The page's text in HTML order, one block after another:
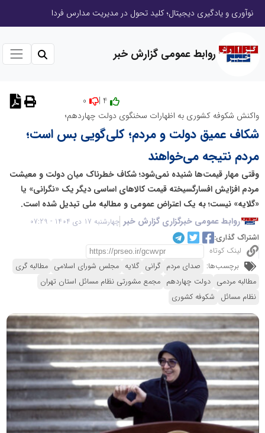
نوآوری و یادگیری دیجیتال؛ کلید تحول در مدیریت مدارس فردا
روابط عمومی گزارش خبر
واکنش شکوفه کشوری به اظهارات سخنگوی دولت چهاردهم؛
شکاف عمیق دولت و مردم؛ کلی‌گویی بس است؛
مردم نتیجه می‌خواهند
وقتی مهار قیمت‌ها شنیده نمی‌شود؛ شکاف خطرناک میان دولت و معیشت
مردم افزایش افسارگسیخته قیمت کالاهای اساسی دیگر یک «نگرانی» یا
«گلایه» نیست؛ به یک اعتراض عمومی و مطالبه ملی تبدیل شده است.
روابط عمومی خبرگزاری گزارش خبر چهارشنبه 17 دی 1404 - 07:29
اشتراک گذاری:
لینک کوتاه
برچسب‌ها: صدای مردم گرانی گلایه مجلس شورای اسلامی مطالبه گری
مطالبه مردمی دولت چهاردهم مجمع مشورتی نظام مسائل استان تهران
نظام مسائل شکوفه کشوری